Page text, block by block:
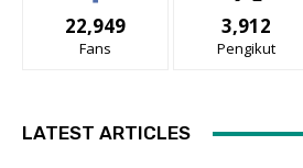
22,949
Fans
3,912
Pengikut
LATEST ARTICLES